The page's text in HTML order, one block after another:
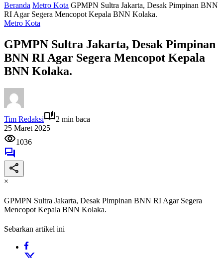
Beranda Metro Kota GPMPN Sultra Jakarta, Desak Pimpinan BNN
RI Agar Segera Mencopot Kepala BNN Kolaka.
Metro Kota
GPMPN Sultra Jakarta, Desak Pimpinan
BNN RI Agar Segera Mencopot Kepala
BNN Kolaka.
Tim Redaksi
2 min baca
25 Maret 2025
1036
×
GPMPN Sultra Jakarta, Desak Pimpinan BNN RI Agar Segera
Mencopot Kepala BNN Kolaka.
Sebarkan artikel ini